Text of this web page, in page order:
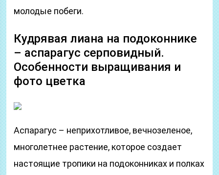
молодые побеги.
Кудрявая лиана на подоконнике
– аспарагус серповидный.
Особенности выращивания и
фото цветка
Аспарагус – неприхотливое, вечнозеленое,
многолетнее растение, которое создает
настоящие тропики на подоконниках и полках